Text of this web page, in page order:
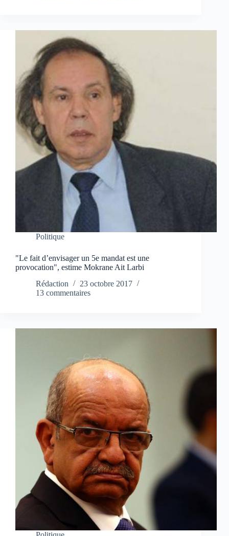
Politique
"Le fait d’envisager un 5e mandat est une
provocation", estime Mokrane Ait Larbi
Rédaction
23 octobre 2017
13 commentaires